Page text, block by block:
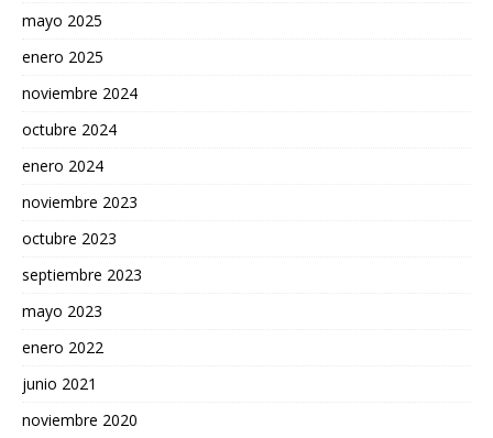
mayo 2025
enero 2025
noviembre 2024
octubre 2024
enero 2024
noviembre 2023
octubre 2023
septiembre 2023
mayo 2023
enero 2022
junio 2021
noviembre 2020